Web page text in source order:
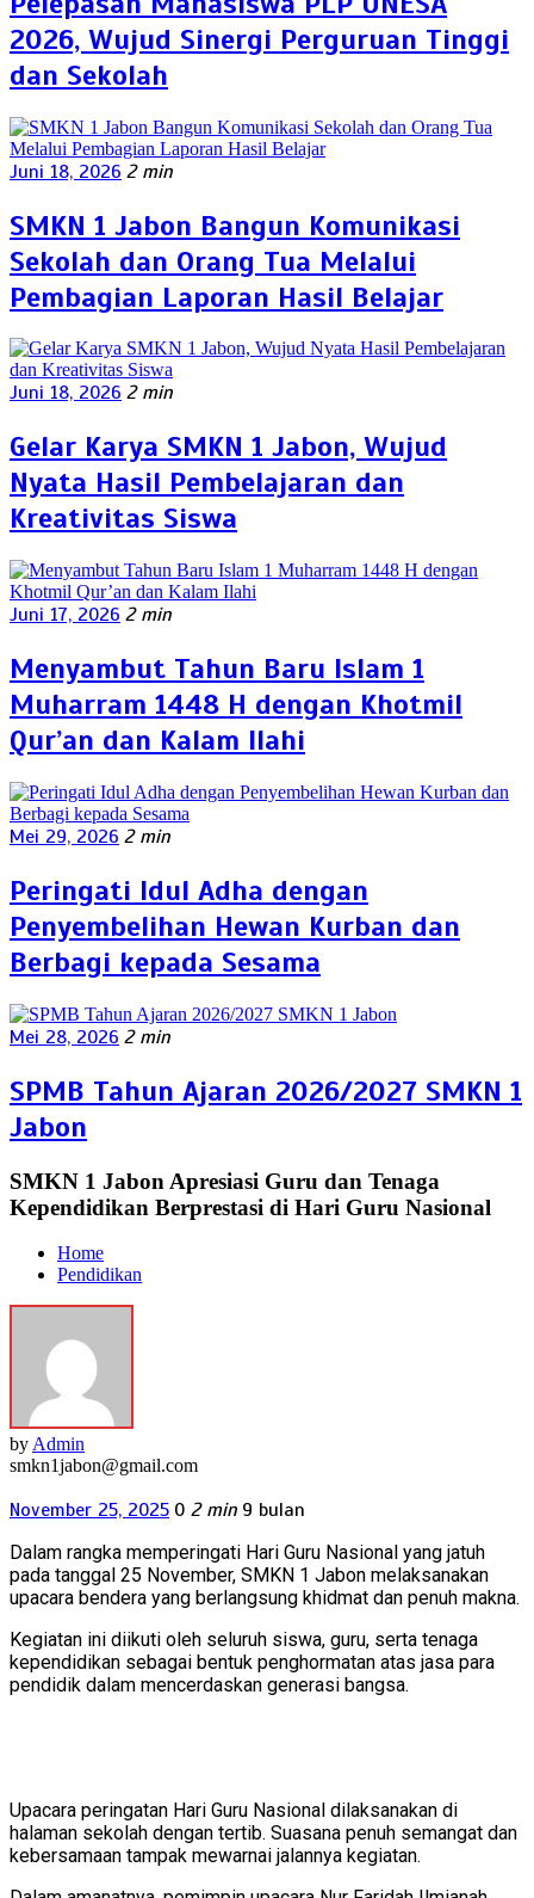
2026, Wujud Sinergi Perguruan Tinggi
dan Sekolah
Juni 18, 2026 2 min
SMKN 1 Jabon Bangun Komunikasi
Sekolah dan Orang Tua Melalui
Pembagian Laporan Hasil Belajar
Juni 18, 2026 2 min
Gelar Karya SMKN 1 Jabon, Wujud
Nyata Hasil Pembelajaran dan
Kreativitas Siswa
Juni 17, 2026 2 min
Menyambut Tahun Baru Islam 1
Muharram 1448 H dengan Khotmil
Qur’an dan Kalam Ilahi
Mei 29, 2026 2 min
Peringati Idul Adha dengan
Penyembelihan Hewan Kurban dan
Berbagi kepada Sesama
Mei 28, 2026 2 min
SPMB Tahun Ajaran 2026/2027 SMKN 1
Jabon
SMKN 1 Jabon Apresiasi Guru dan Tenaga
Kependidikan Berprestasi di Hari Guru Nasional
Home
Pendidikan
by Admin
smkn1jabon@gmail.com
November 25, 2025 0 2 min 9 bulan
Dalam rangka memperingati Hari Guru Nasional yang jatuh
pada tanggal 25 November, SMKN 1 Jabon melaksanakan
upacara bendera yang berlangsung khidmat dan penuh makna.
Kegiatan ini diikuti oleh seluruh siswa, guru, serta tenaga
kependidikan sebagai bentuk penghormatan atas jasa para
pendidik dalam mencerdaskan generasi bangsa.
Upacara peringatan Hari Guru Nasional dilaksanakan di
halaman sekolah dengan tertib. Suasana penuh semangat dan
kebersamaan tampak mewarnai jalannya kegiatan.